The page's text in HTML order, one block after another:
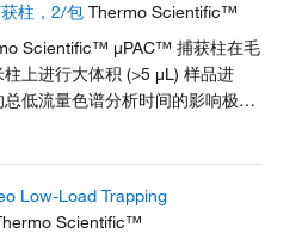
柱，2/包 Thermo Scientific™
Scientific™ μPAC™ 捕获柱在毛
上进行大体积 (>5 μL) 样品进
低流量色谱分析时间的影响极
Low-Load Trapping
Scientific™